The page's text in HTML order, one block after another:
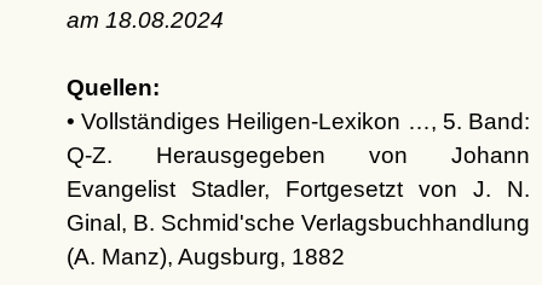
am 18.08.2024
Quellen:
• Vollständiges Heiligen-Lexikon …, 5. Band:
Q-Z. Herausgegeben von Johann
Evangelist Stadler, Fortgesetzt von J. N.
Ginal, B. Schmid'sche Verlagsbuchhandlung
(A. Manz), Augsburg, 1882